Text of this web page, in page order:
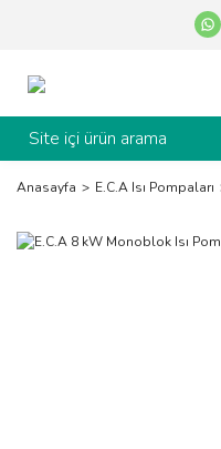
Anasayfa E.C.A Isı Pompaları